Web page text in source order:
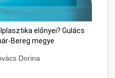
előnyei? Gulács
Bereg megye
Dorina